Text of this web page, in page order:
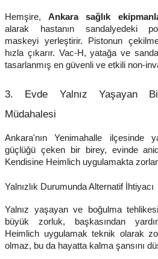
Hemşire,Ankara sağlık
alarak hastanın sandalyedeki
maskeyi yerleştirir. Pistonun
hızla çıkarır. Vac-H, yatağa ve
tasarlanmış en güvenli ve etkili non-
3. Evde Yalnız Yaşayan
Müdahalesi
Ankara'nın Yenimahalle ilçesinde
güçlüğü çeken bir birey, evinde
Kendisine Heimlich uygulamakta
Yalnızlık Durumunda Alternatif İhtiyacı
Yalnız yaşayan ve boğulma
büyük zorluk, başkasından
Heimlich uygulamak teknik olarak
olmaz, bu da hayatta kalma şansını